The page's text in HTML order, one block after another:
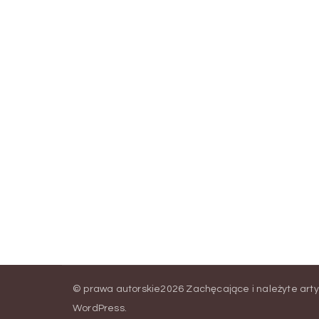
© prawa autorskie2026 Zachęcające i należyte
WordPress.